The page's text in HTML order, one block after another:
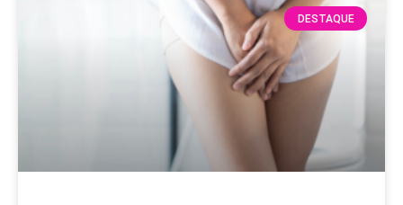
DESTAQUE